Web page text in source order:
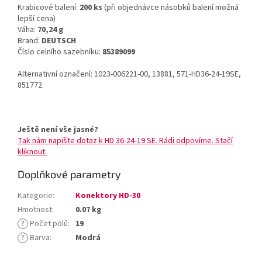
Krabicové balení: 200 ks (při objednávce násobků balení možná
lepší cena)
Váha: 70,24 g
Brand: DEUTSCH
Číslo celního sazebníku: 85389099
Alternativní označení: 1023-006221-00, 13881, 571-HD36-24-19SE,
851772
Ještě není vše jasné?
Tak nám napište dotaz k HD 36-24-19 SE. Rádi odpovíme. Stačí
kliknout.
Doplňkové parametry
Kategorie:
Konektory HD-30
Hmotnost:
0.07 kg
? Počet pólů: 19
? Barva: Modrá